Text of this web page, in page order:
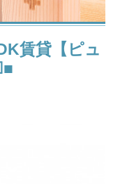
t
i
o
賃貸【ピュ